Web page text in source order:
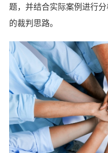
题，并结合实际案例进行
的裁判思路。